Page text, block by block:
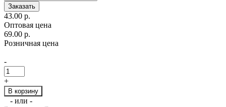
Заказать
43.00 р.
Оптовая цена
69.00 р.
Розничная цена
-
+
В корзину
- или -